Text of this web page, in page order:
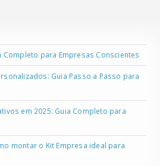
Completo para Empresas Conscientes
Guia Passo a Passo para
em 2025: Guia Completo para
montar o Kit Empresa ideal para